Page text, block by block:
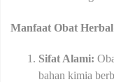
Manfaat Obat
Sifat Alami:
bahan kimia